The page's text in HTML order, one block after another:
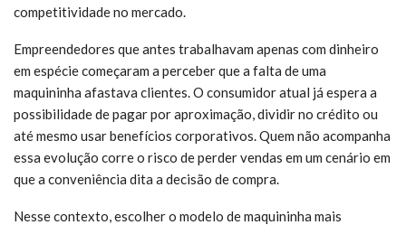
competitividade no mercado.
Empreendedores que antes trabalhavam apenas com dinheiro
em espécie começaram a perceber que a falta de uma
maquininha afastava clientes. O consumidor atual já espera a
possibilidade de pagar por aproximação, dividir no crédito ou
até mesmo usar benefícios corporativos. Quem não acompanha
essa evolução corre o risco de perder vendas em um cenário em
que a conveniência dita a decisão de compra.
Nesse contexto, escolher o modelo de maquininha mais